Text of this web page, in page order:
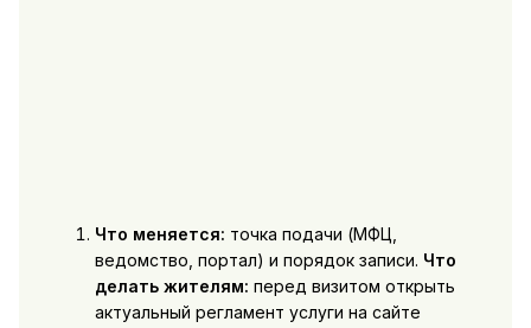
Что меняется: точка подачи (МФЦ,
ведомство, портал) и порядок записи. Что
делать жителям: перед визитом открыть
актуальный регламент услуги на сайте